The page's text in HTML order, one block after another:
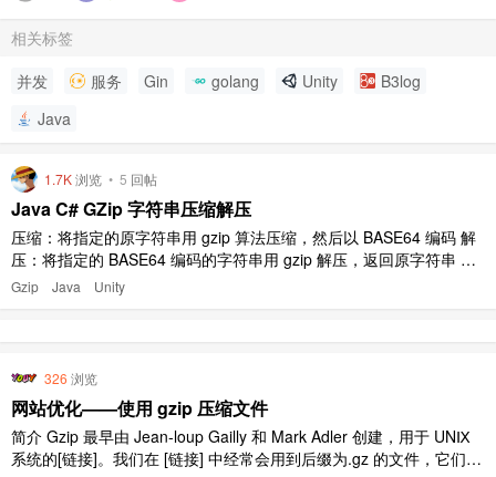
相关标签
并发
服务 Gin golang Unity
B3log
Java
1.7K浏览 • 5 回帖
Java C# GZip 字符串压缩解压
压缩：将指定的原字符串用 gzip 算法压缩，然后以 BASE64 编码 解
压：将指定的 BASE64 编码的字符串用 gzip 解压，返回原字符串 原
字符串为 UTF-8 编码。 Java 版本 导入包 基本都是 JDK 内置的包，
BASE64 部分可能需要替换一下（JDK8 已经自带 BASE64）。 impor
Gzip Java Unity
326 浏览
网站优化——使用 gzip 压缩文件
简介 Gzip 最早由 Jean-loup Gailly 和 Mark Adler 创建，用于 UNⅨ
系统的[链接]。我们在 [链接] 中经常会用到后缀为.gz 的文件，它们就